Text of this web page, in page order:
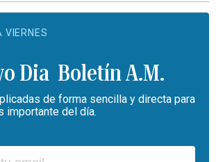
VIERNES
Boletín A.M.
de forma sencilla y directa para
importante del día.